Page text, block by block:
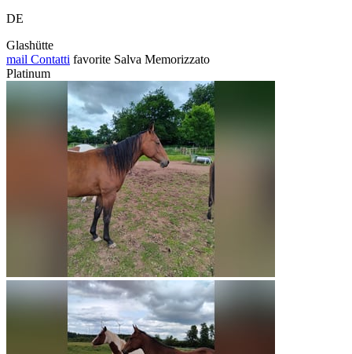
DE
Glashütte
mail Contatti favorite Salva Memorizzato
Platinum